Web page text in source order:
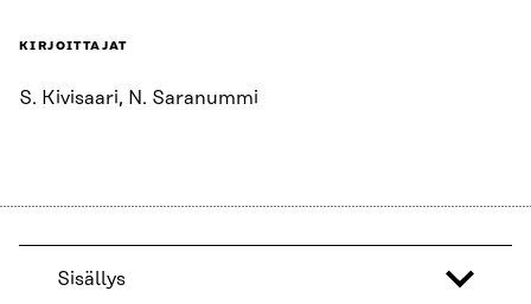
KIRJOITTAJAT
S. Kivisaari, N. Saranummi
Sisällys